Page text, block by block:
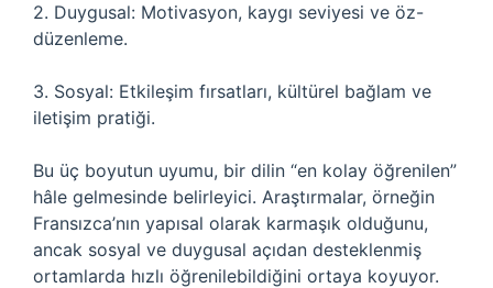
2. Duygusal: Motivasyon, kaygı seviyesi ve öz-
düzenleme.
3. Sosyal: Etkileşim fırsatları, kültürel bağlam ve
iletişim pratiği.
Bu üç boyutun uyumu, bir dilin “en kolay öğrenilen”
hâle gelmesinde belirleyici. Araştırmalar, örneğin
Fransızca’nın yapısal olarak karmaşık olduğunu,
ancak sosyal ve duygusal açıdan desteklenmiş
ortamlarda hızlı öğrenilebildiğini ortaya koyuyor.